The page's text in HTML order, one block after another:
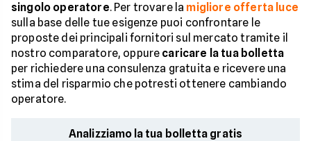
singolo operatore. Per trovare la migliore offerta luce
sulla base delle tue esigenze puoi confrontare le
proposte dei principali fornitori sul mercato tramite il
nostro comparatore, oppure caricare la tua bolletta
per richiedere una consulenza gratuita e ricevere una
stima del risparmio che potresti ottenere cambiando
operatore.
Analizziamo la tua bolletta gratis